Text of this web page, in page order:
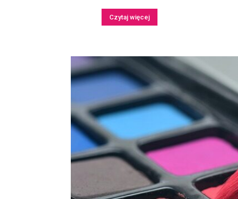
Czytaj więcej